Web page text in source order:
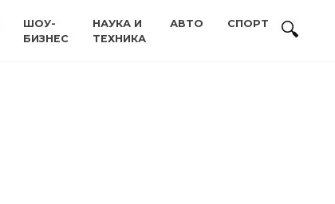
ШОУ-
БИЗНЕС
НАУКА И
ТЕХНИКА
АВТО СПОРТ